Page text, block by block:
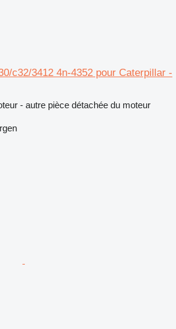
c32/3412 4n-4352 pour Caterpillar -
- autre pièce détachée du moteur